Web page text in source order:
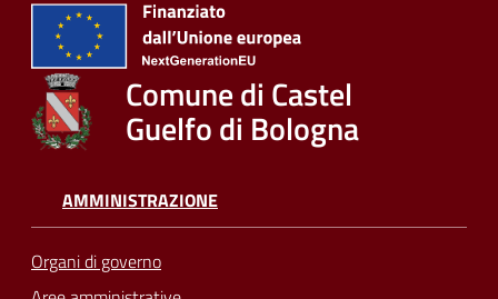
Seguici
Comune di Castel
Guelfo di Bologna
AMMINISTRAZIONE
Organi di governo